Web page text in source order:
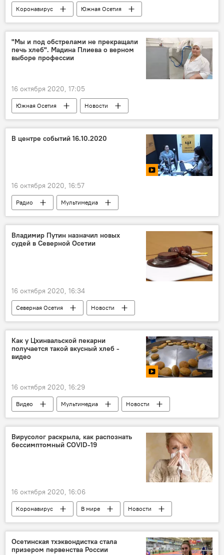
Коронавирус
Южная Осетия
Новости
"Мы и под обстрелами не прекращали
печь хлеб". Мадина Плиева о верном
выборе профессии
16 октября 2020, 17:05
Южная Осетия
Новости
Репортажи
В центре событий 16.10.2020
16 октября 2020, 16:57
Радио Мультимедиа
Владимир Путин назначил новых
судей в Северной Осетии
16 октября 2020, 16:34
Северная Осетия Новости
Как у Цхинвальской пекарни
получается такой вкусный хлеб -
видео
16 октября 2020, 16:29
Видео Мультимедиа
Новости
Южная Осетия
Вирусолог раскрыла, как распознать
бессимптомный COVID-19
16 октября 2020, 16:06
Коронавирус В мире Новости
Осетинская тхэквондистка стала
призером первенства России